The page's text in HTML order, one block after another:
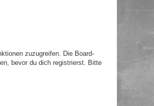
zuzugreifen. Die Board-
bevor du dich registrierst. Bitte